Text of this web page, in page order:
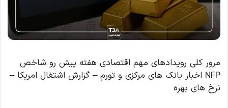
مرور کلی رویدادهای مهم اقتصادی هفته پیش رو شاخص
NFP اخبار بانک های مرکزی و تورم – گزارش اشتغال امریکا –
نرخ های بهره